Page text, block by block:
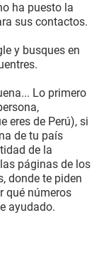
ha puesto la
sus contactos.
y busques en
Lo primero
eres de Perú), si
de tu país
de la
páginas de los
donde te piden
qué números
ayudado.